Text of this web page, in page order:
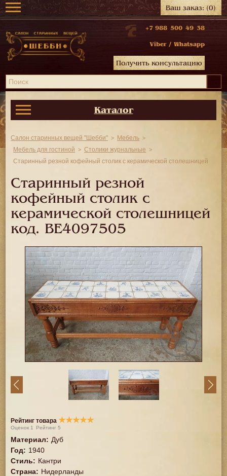
Ваш заказ:(0)
+7 988 500 49 38
Viber / Whatsapp
Получить консультацию
Каталог
Салон старинных вещей "Шебби"
Мебель
Мебель для гостиной
Столики журнальные
Старинный резной кофейный столик с керамической столешницей
Старинный резной
кофейный столик с
керамической столешницей
код. BE4097505
Рейтинг товара ★★★★★
Оценок 1 Рейтинг5
Материал: Дуб
Год: 1940
Стиль: Кантри
Страна: Нидерланды